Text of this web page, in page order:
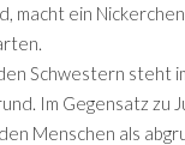
macht ein
Schwestern steht
Im Gegensatz zu
Menschen als